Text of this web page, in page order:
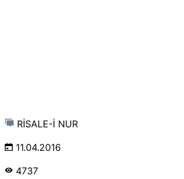
RİSALE-İ NUR
11.04.2016
4737